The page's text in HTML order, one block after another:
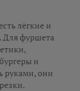
лёгкие и
Для фуршета
и
руками, они